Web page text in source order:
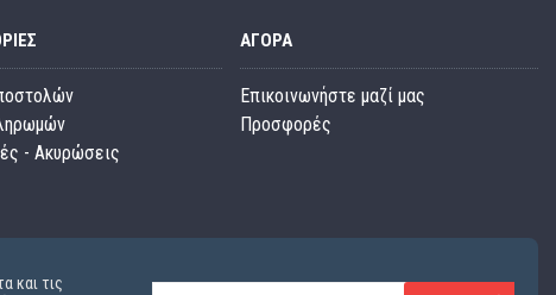
- Ακυρώσεις
ΑΓΟΡΆ
Επικοινωνήστε μαζί μας
Προσφορές
και τις